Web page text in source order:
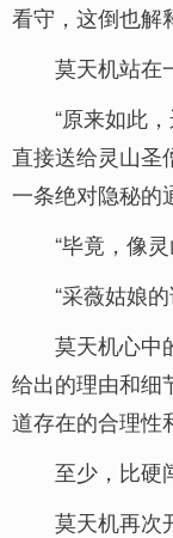
看守，这倒也解
莫天机站在
“原来如此
直接送给灵山圣
一条绝对隐秘的
“毕竟，像
“采薇姑娘
莫天机心中
给出的理由和细
道存在的合理性
至少，比硬
莫天机再次